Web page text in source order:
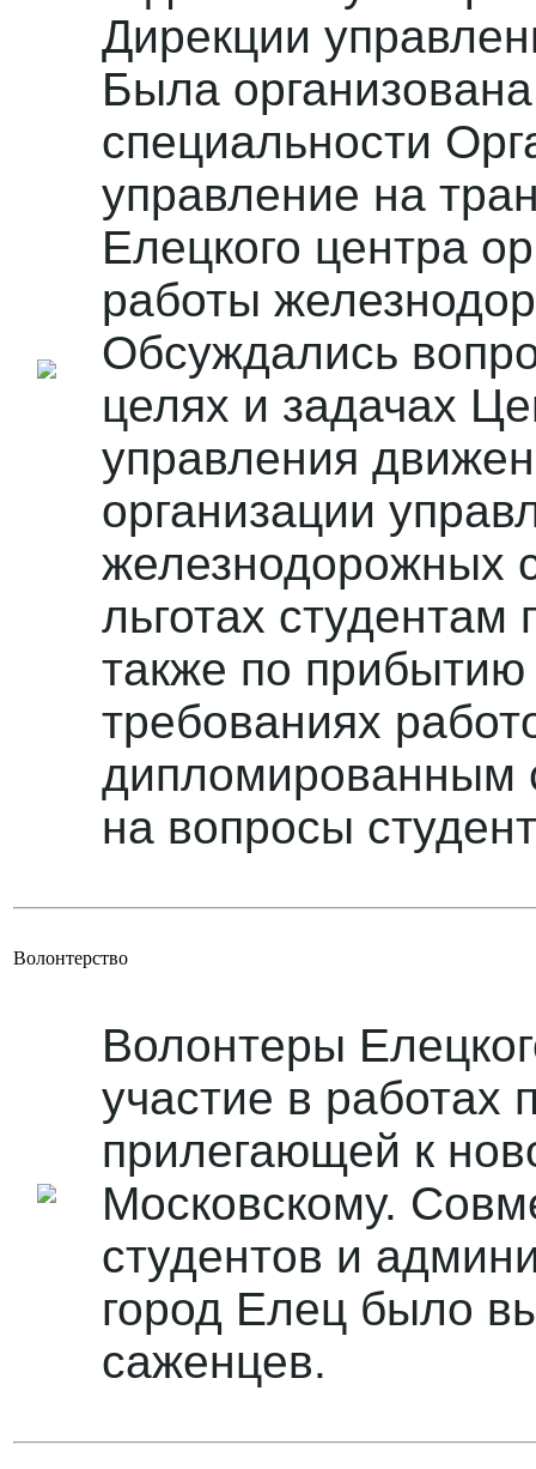
Дирекции
Была
специальности
управление на
Елецкого центра
работы
Обсуждались
целях и задачах
управления
организации
железнодорожных
льготах
также по
требованиях
дипломированным
на вопросы
Волонтерство
Волонтеры
участие в работах
прилегающей к
Московскому.
студентов и
город Елец было
саженцев.